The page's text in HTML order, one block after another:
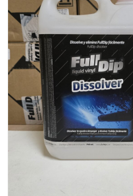
Dip pearls
accesorios Dippen
FullCarX® Detailing